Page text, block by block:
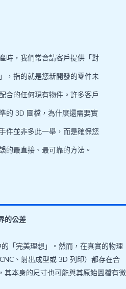
時，我們常會請客戶提供「對
，指的就是您新開發的零件未
合的任何現有物件。許多客戶
的 3D 圖檔，為什麼還需要實
件並非多此一舉，而是確保您
的最直接、最可靠的方法。
的公差
「完美理想」。然而，在真實的物理
、射出成型或 3D 列印）都存在合
其本身的尺寸也可能與其原始圖檔有微